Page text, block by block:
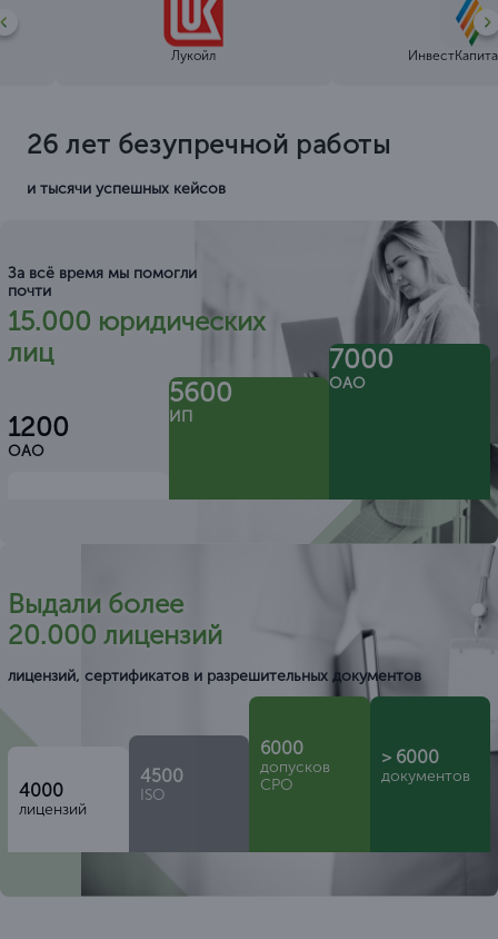
Лукойл
26 лет безупречной работы
и тысячи успешных кейсов
За всё время мы помогли
почти
15.000 юридических
лиц
1200
ОАО
5600
ИП
7000
ОАО
Выдали более
20.000 лицензий
лицензий, сертификатов и разрешительных документов
4000
лицензий
4500
ISO
6000
допусков
СРО
> 6000
документов